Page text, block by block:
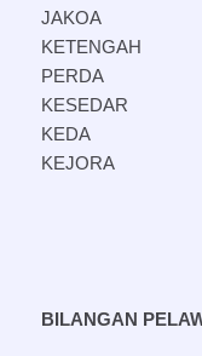
JAKOA
KETENGAH
PERDA
KESEDAR
KEDA
KEJORA
BILANGAN